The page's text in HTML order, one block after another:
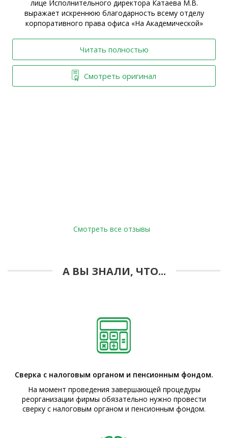
лице Исполнительного директора Катаева М.В.
выражает искреннюю благодарность всему отделу
корпоративного права офиса «На Академической»
Читать полностью
Смотреть оригинал
Смотреть все отзывы
А ВЫ ЗНАЛИ, ЧТО...
Сверка с налоговым органом и пенсионным фондом.
На момент проведения завершающей процедуры
реорганизации фирмы обязательно нужно провести
сверку с налоговым органом и пенсионным фондом.